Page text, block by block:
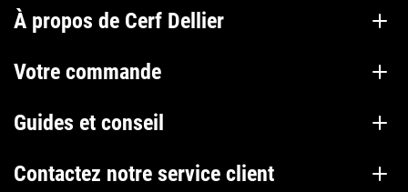
À propos de Cerf Dellier
Votre commande
Guides et conseil
Contactez notre service client